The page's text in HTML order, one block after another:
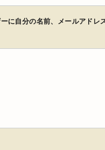
に自分の名前、メールアドレ